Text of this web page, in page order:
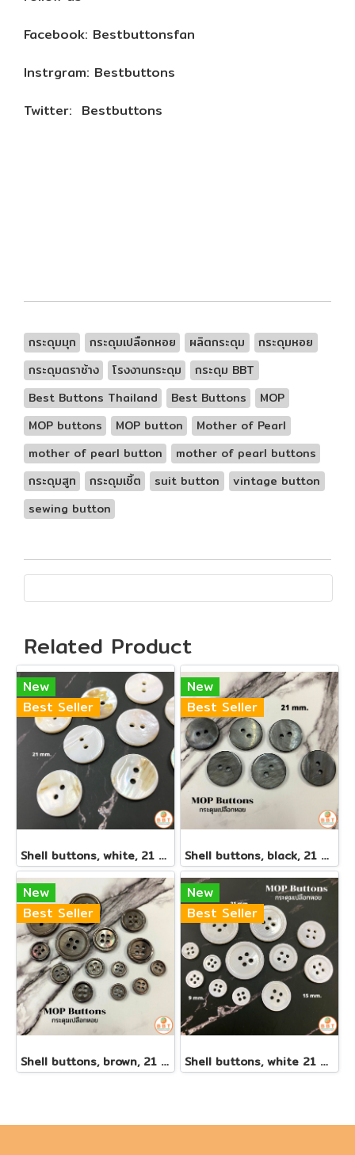
Facebook: Bestbuttonsfan
Instrgram: Bestbuttons
Twitter: Bestbuttons
กระดุมมุก กระดุมเปลือกหอย ผลิตกระดุม
กระดุมหอย
กระดุมตราช้าง
โรงงานกระดุม
กระดุม BBT
Best Buttons Thailand
Best Buttons
MOP
MOP buttons
MOP button
Mother of Pearl
mother of pearl button
mother of pearl buttons
กระดุมสูท
กระดุมเชิ้ต suit button
vintage button
sewing button
Related Product
New
Best Seller
Shell buttons, white, 21 mm.(copy)
New
Best Seller
Shell buttons, black, 21 mm.
New
Best Seller
Shell buttons, brown, 21 mm.
New
Best Seller
Shell buttons, white 21 mm